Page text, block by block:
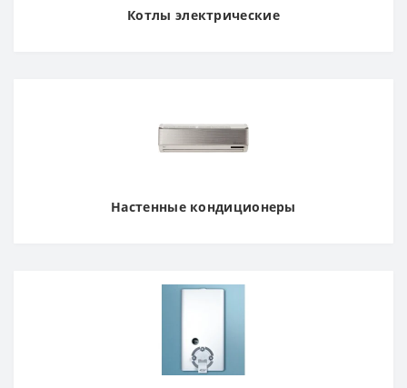
Котлы электрические
Настенные кондиционеры